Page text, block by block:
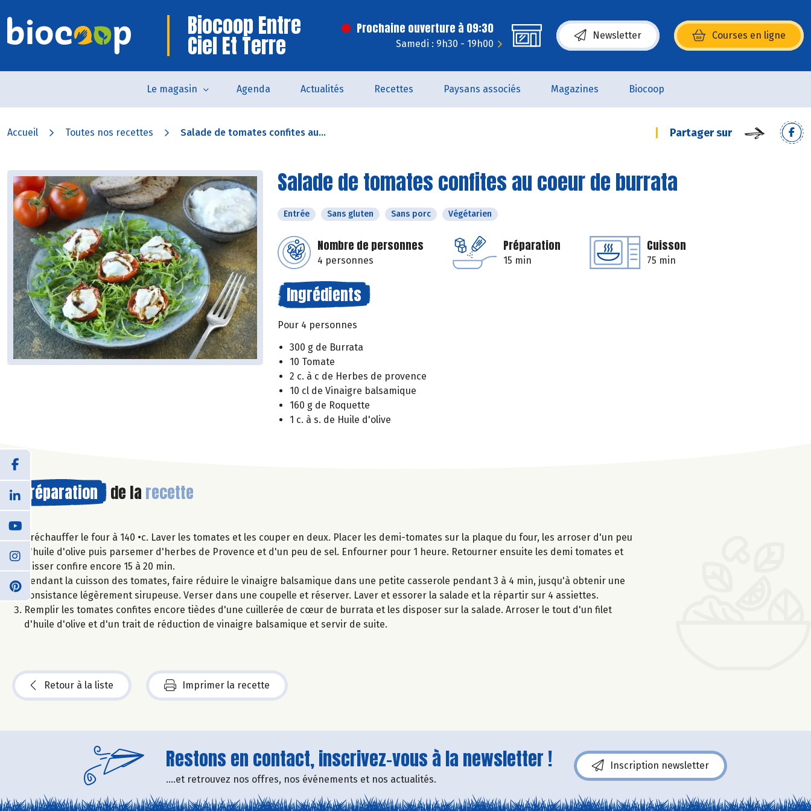
Biocoop Entre
Ciel Et Terre
Prochaine ouverture à 09:30
Samedi : 9h30 - 19h00
Newsletter Courses en ligne
(s’ouvre dans une nouvelle fenêtre)
Le magasin Agenda Actualités Recettes Paysans associés Magazines Biocoop
Accueil Toutes nos recettes Salade de tomates confites au... Partager sur
Salade de tomates confites au coeur de burrata
Entrée Sans gluten Sans porc Végétarien
Nombre de personnes
4 personnes
Préparation
15 min
Cuisson
75 min
Ingrédients
Pour 4 personnes
300 g de Burrata
10 Tomate
2 c. à c de Herbes de provence
10 cl de Vinaigre balsamique
160 g de Roquette
1 c. à s. de Huile d'olive
Préparation de la recette
Préchauffer le four à 140 •c. Laver les tomates et les couper en deux. Placer les demi-tomates sur la plaque du four, les arroser d'un peu
d'huile d'olive puis parsemer d'herbes de Provence et d'un peu de sel. Enfourner pour 1 heure. Retourner ensuite les demi tomates et
laisser confire encore 15 à 20 min.
Pendant la cuisson des tomates, faire réduire le vinaigre balsamique dans une petite casserole pendant 3 à 4 min, jusqu'à obtenir une
consistance légèrement sirupeuse. Verser dans une coupelle et réserver. Laver et essorer la salade et la répartir sur 4 assiettes.
Remplir les tomates confites encore tièdes d'une cuillerée de cœur de burrata et les disposer sur la salade. Arroser le tout d'un filet
d'huile d'olive et d'un trait de réduction de vinaigre balsamique et servir de suite.
Retour à la liste Imprimer la recette
Restons en contact, inscrivez-vous à la newsletter !
....et retrouvez nos offres, nos événements et nos actualités.
Inscription newsletter